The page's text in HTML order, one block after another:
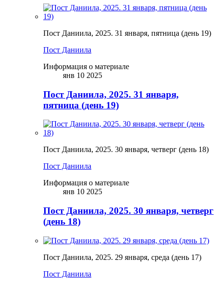
Пост Даниила, 2025. 31 января, пятница (день 19)
Пост Даниила
Информация о материале
янв 10 2025
Пост Даниила, 2025. 31 января,
пятница (день 19)
Пост Даниила, 2025. 30 января, четверг (день 18)
Пост Даниила
Информация о материале
янв 10 2025
Пост Даниила, 2025. 30 января, четверг
(день 18)
Пост Даниила, 2025. 29 января, среда (день 17)
Пост Даниила